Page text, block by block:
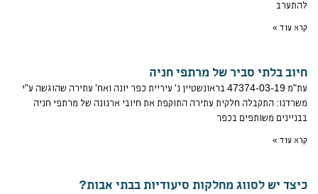
להתערב
קרא עוד »
חיוב בלתי סביר של מרתפי חניה
עת"מ 47374-03-19 בראונשטיין נ' עיריית כפר יונה ואח' עתירה שהוגשה ע"י
משרדנו: התקבלה חלקית עתירה התוקפת את חיובי ארנונה של מרתפי חניה
בבניינים משותפים בכפר
קרא עוד »
כיצד יש לסווג מחלקות סיעודיות בבתי אבות?